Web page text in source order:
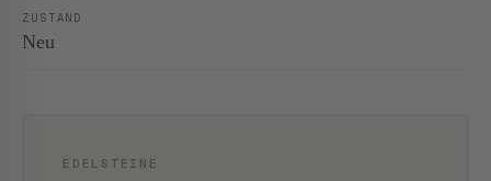
ZUSTAND
Neu
EDELSTEINE